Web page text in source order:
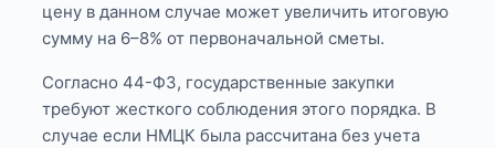
цену в данном случае может увеличить итоговую
сумму на 6–8% от первоначальной сметы.
Согласно 44-ФЗ, государственные закупки
требуют жесткого соблюдения этого порядка. В
случае если НМЦК была рассчитана без учета